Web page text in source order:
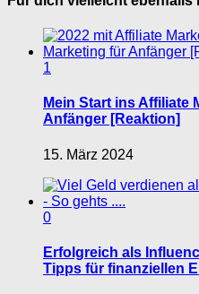
1
Mein Start ins Affiliate
Anfänger [Reaktion]
15. März 2024
0
Erfolgreich als
Tipps für finanziellen